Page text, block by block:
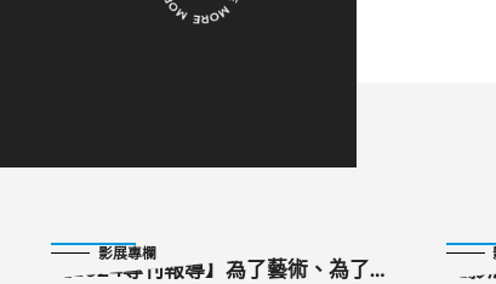
影展專欄
【2024專刊報導】為了藝術、為了愛
【